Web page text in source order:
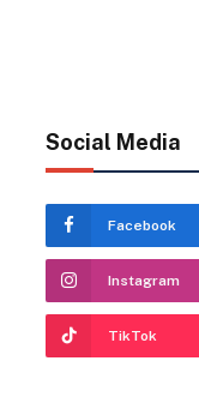
Social Media
Facebook
Instagram
TikTok